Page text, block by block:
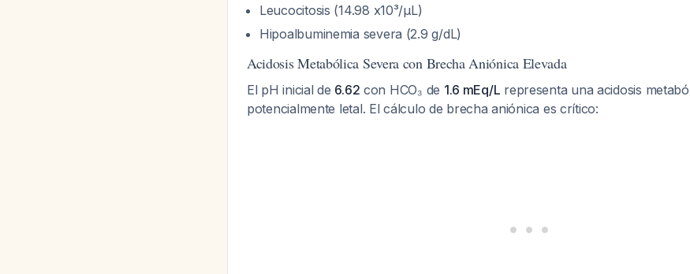
Leucocitosis (14.98 x10³/μL)
Hipoalbuminemia severa (2.9 g/dL)
Acidosis Metabólica Severa con Brecha Aniónica Elevada
El pH inicial de 6.62 con HCO₃ de 1.6 mEq/L representa una acidosis
potencialmente letal. El cálculo de brecha aniónica es crítico: